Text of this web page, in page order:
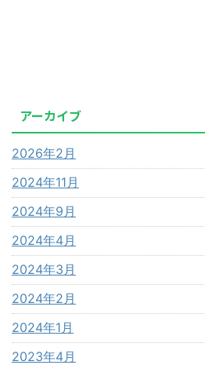
アーカイブ
2026年2月
2024年11月
2024年9月
2024年4月
2024年3月
2024年2月
2024年1月
2023年4月